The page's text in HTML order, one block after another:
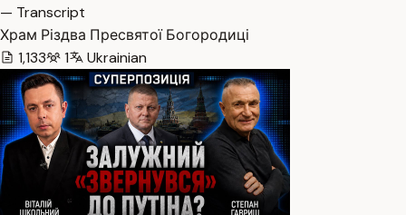
— Transcript
Храм Різдва Пресвятої Богородиці
1,133
1 Ukrainian